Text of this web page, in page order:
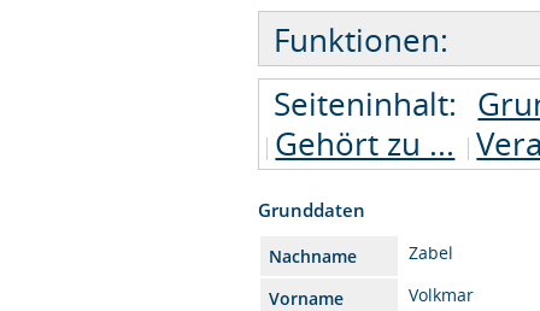
Funktionen:
Seiteninhalt:
Gehört zu ...
Grunddaten
Nachname
Zabel
Vorname
Volkmar